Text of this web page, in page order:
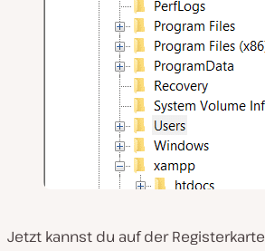
Jetzt kannst du auf der Registerkarte